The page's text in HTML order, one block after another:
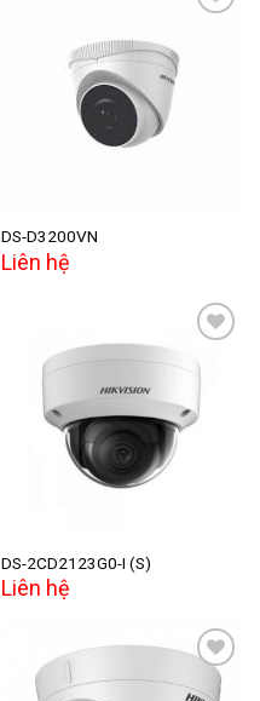
DS-D3200VN
Liên hệ
wishlist
DS-2CD2123G0-I (S)
Liên hệ